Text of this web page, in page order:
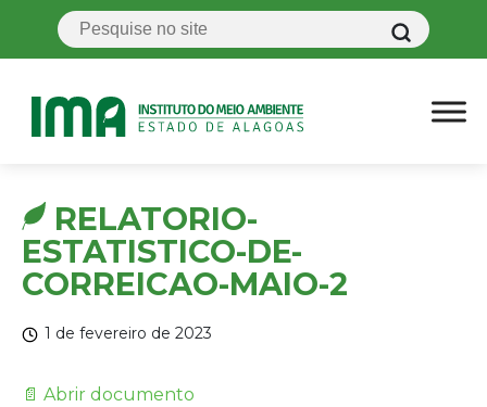
RELATORIO-
ESTATISTICO-DE-
CORREICAO-MAIO-2
1 de fevereiro de 2023
📄 Abrir documento